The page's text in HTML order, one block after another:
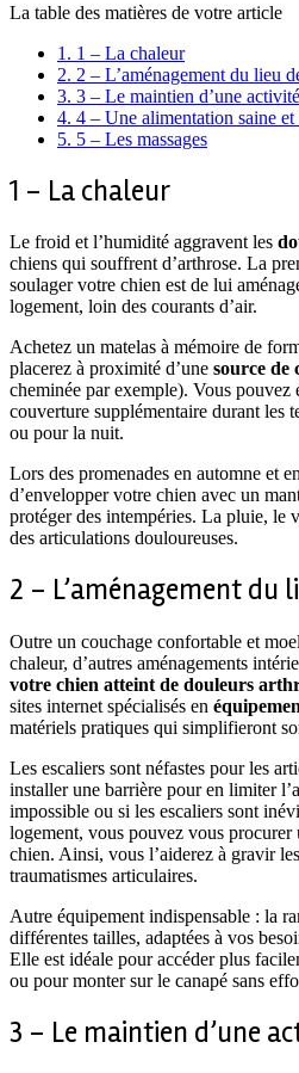
La table des matières de votre article
1. 1 – La chaleur
2. 2 – L’aménagement du lieu
3. 3 – Le maintien d’une
4. 4 – Une alimentation saine et
5. 5 – Les massages
1 – La chaleur
Le froid et l’humidité aggravent les
chiens qui souffrent d’arthrose. La
soulager votre chien est de lui
logement, loin des courants d’air.
Achetez un matelas à mémoire de
placerez à proximité d’une source de
cheminée par exemple). Vous
couverture supplémentaire durant les
ou pour la nuit.
Lors des promenades en automne et
d’envelopper votre chien avec un
protéger des intempéries. La pluie, le
des articulations douloureuses.
2 – L’aménagement du
Outre un couchage confortable et
chaleur, d’autres aménagements
votre chien atteint de douleurs
sites internet spécialisés en
matériels pratiques qui simplifieront
Les escaliers sont néfastes pour les
installer une barrière pour en limiter
impossible ou si les escaliers sont
logement, vous pouvez vous procurer
chien. Ainsi, vous l’aiderez à gravir
traumatismes articulaires.
Autre équipement indispensable : la
différentes tailles, adaptées à vos
Elle est idéale pour accéder plus
ou pour monter sur le canapé sans
3 – Le maintien d’une